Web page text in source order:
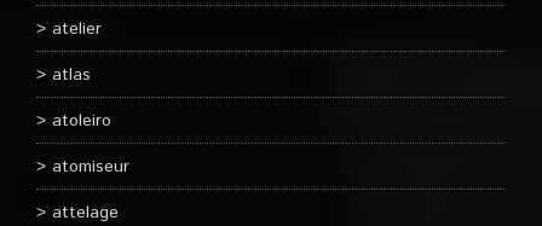
atelier
atlas
atoleiro
atomiseur
attelage